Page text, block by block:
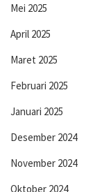
Mei 2025
April 2025
Maret 2025
Februari 2025
Januari 2025
Desember 2024
November 2024
Oktober 2024